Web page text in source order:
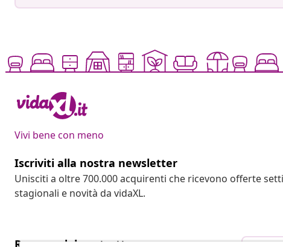
Vivi bene con meno
Iscriviti alla nostra newsletter
Unisciti a oltre 700.000 acquirenti che ricevono offerte
stagionali e novità da vidaXL.